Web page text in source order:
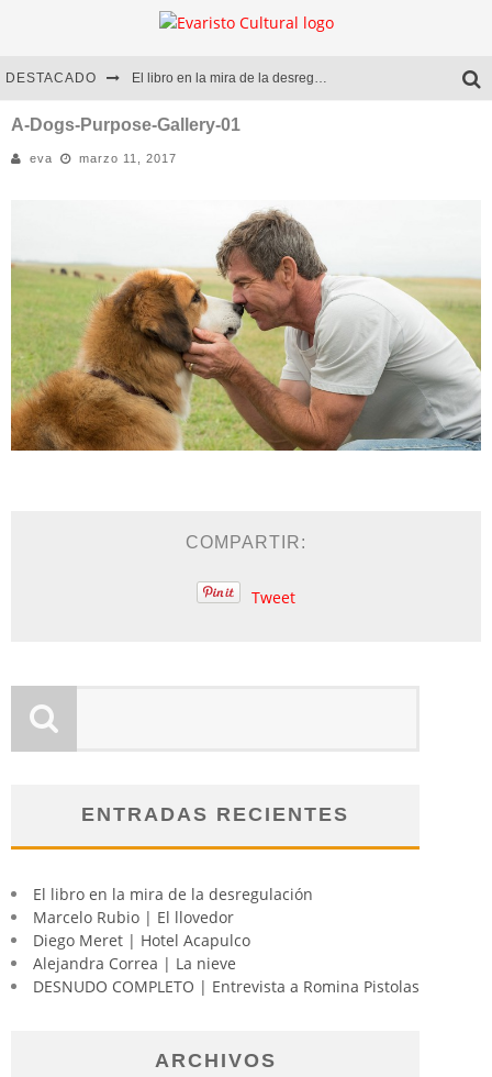
DESTACADO El libro en la mira de la desregulación
Marcelo Rubio | El llovedor
Diego Meret | Hotel Acapulco
Alejandra Correa | La nieve
A-Dogs-Purpose-Gallery-01
eva marzo 11, 2017
COMPARTIR:
Tweet
ENTRADAS RECIENTES
El libro en la mira de la desregulación
Marcelo Rubio | El llovedor
Diego Meret | Hotel Acapulco
Alejandra Correa | La nieve
DESNUDO COMPLETO | Entrevista a Romina Pistolas
ARCHIVOS